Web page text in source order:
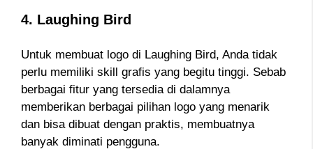
4. Laughing Bird
Untuk membuat logo di Laughing Bird, Anda tidak
perlu memiliki skill grafis yang begitu tinggi. Sebab
berbagai fitur yang tersedia di dalamnya
memberikan berbagai pilihan logo yang menarik
dan bisa dibuat dengan praktis, membuatnya
banyak diminati pengguna.